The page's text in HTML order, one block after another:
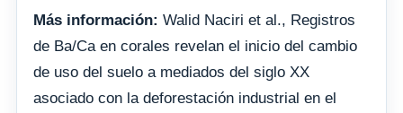
Más información: Walid Naciri et al., Registros
de Ba/Ca en corales revelan el inicio del cambio
de uso del suelo a mediados del siglo XX
asociado con la deforestación industrial en el